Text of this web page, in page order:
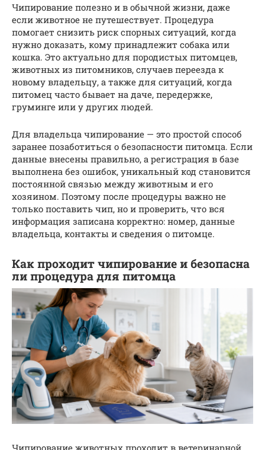
Чипирование полезно и в обычной жизни, даже
если животное не путешествует. Процедура
помогает снизить риск спорных ситуаций, когда
нужно доказать, кому принадлежит собака или
кошка. Это актуально для породистых питомцев,
животных из питомников, случаев переезда к
новому владельцу, а также для ситуаций, когда
питомец часто бывает на даче, передержке,
груминге или у других людей.
Для владельца чипирование — это простой способ
заранее позаботиться о безопасности питомца. Если
данные внесены правильно, а регистрация в базе
выполнена без ошибок, уникальный код становится
постоянной связью между животным и его
хозяином. Поэтому после процедуры важно не
только поставить чип, но и проверить, что вся
информация записана корректно: номер, данные
владельца, контакты и сведения о питомце.
Как проходит чипирование и безопасна
ли процедура для питомца